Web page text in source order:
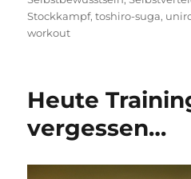
Stockkampf,toshiro-suga,
workout
Heute
vergessen…